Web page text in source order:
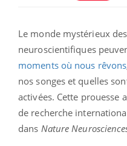
Le monde mystérieux
neuroscientifiques
moments où nous rêvons
nos songes et quelles
activées. Cette prouesse
de recherche
dans Nature